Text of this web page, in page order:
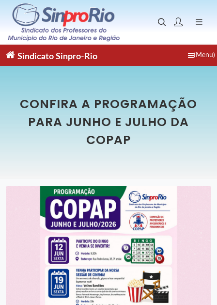
Sindicato Sinpro-Rio (Menu)
CONFIRA A PROGRAMAÇÃO
PARA JUNHO E JULHO DA
COPAP